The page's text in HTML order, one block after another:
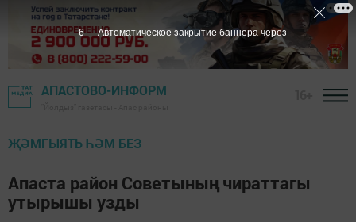
АПАСТОВО-ИНФОРМ
ҖӘМГЫЯТЬ ҺӘМ БЕЗ
Апаста район Советының чираттагы
утырышы узды
6 Автоматическое закрытие баннера через